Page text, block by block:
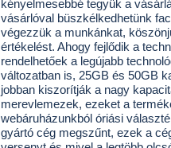
kényelmesebbé tegyük a
vásárlóval büszkélkedhetünk
végezzük a munkánkat,
értékelést. Ahogy fejlődik a
rendelhetőek a legújabb
változatban is, 25GB és 50GB
jobban kiszorítják a nagy
merevlemezek, ezeket a
webáruházunkból óriási
gyártó cég megszűnt, ezek a